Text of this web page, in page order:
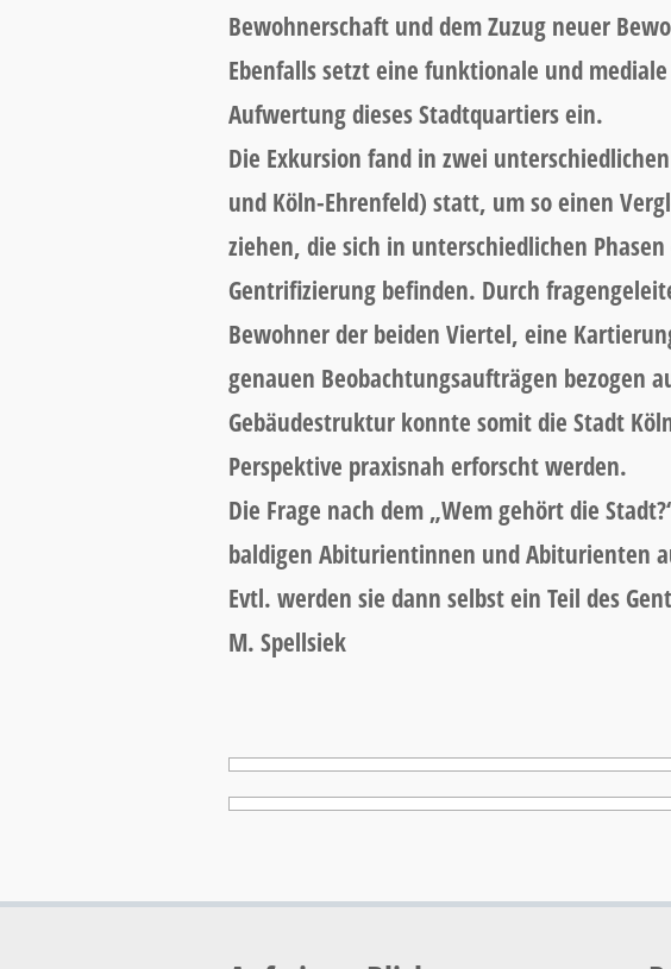
Bewohnerschaft und dem Zuzug neuer
Ebenfalls setzt eine funktionale und
Aufwertung dieses Stadtquartiers ein.
Die Exkursion fand in zwei
und Köln-Ehrenfeld) statt, um so einen
ziehen, die sich in unterschiedlichen
Gentrifizierung befinden. Durch
Bewohner der beiden Viertel, eine
genauen Beobachtungsaufträgen bezogen
Gebäudestruktur konnte somit die Stadt
Perspektive praxisnah erforscht werden.
Die Frage nach dem „Wem gehört die
baldigen Abiturientinnen und Abiturienten
Evtl. werden sie dann selbst ein Teil des
M. Spellsiek